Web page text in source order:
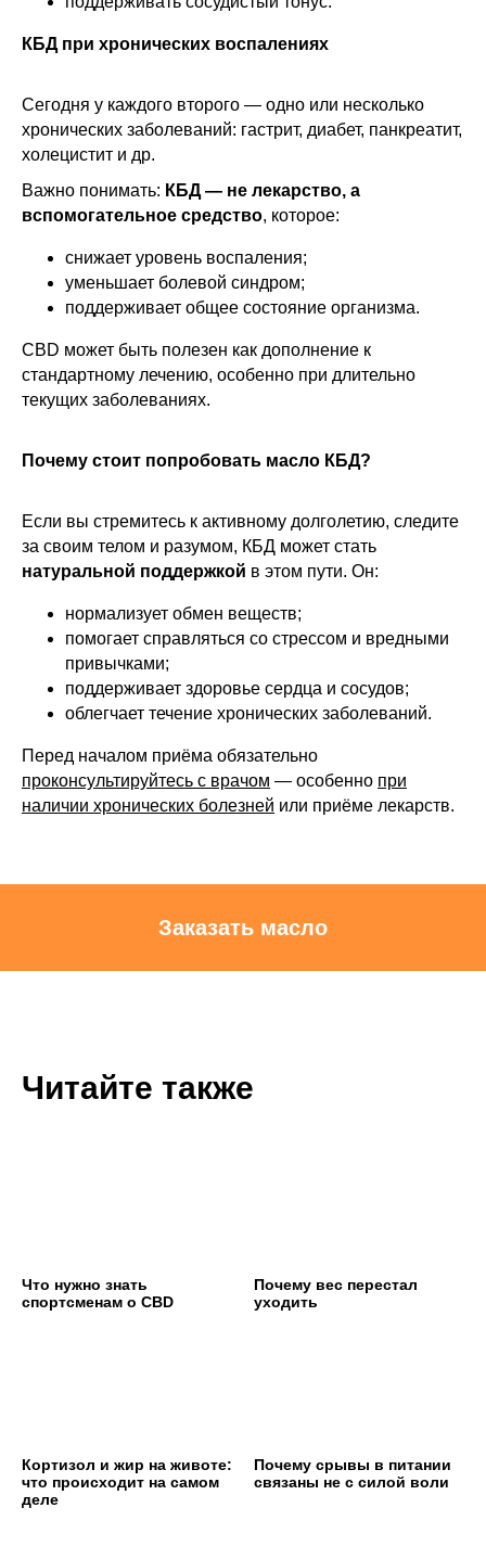
КБД при хронических воспалениях
Сегодня у каждого второго — одно или несколько
хронических заболеваний: гастрит, диабет, панкреатит,
холецистит и др.
Важно понимать: КБД — не лекарство, а
вспомогательное средство, которое:
снижает уровень воспаления;
уменьшает болевой синдром;
поддерживает общее состояние организма.
CBD может быть полезен как дополнение к
стандартному лечению, особенно при длительно
текущих заболеваниях.
Почему стоит попробовать масло КБД?
Если вы стремитесь к активному долголетию, следите
за своим телом и разумом, КБД может стать
натуральной поддержкой в этом пути. Он:
нормализует обмен веществ;
помогает справляться со стрессом и вредными
привычками;
поддерживает здоровье сердца и сосудов;
облегчает течение хронических заболеваний.
Перед началом приёма обязательно
проконсультируйтесь с врачом — особенно при
наличии хронических болезней или приёме лекарств.
Заказать масло
Читайте также
Что нужно знать
спортсменам о CBD
Почему вес перестал
уходить
Кортизол и жир на животе:
что происходит на самом
деле
Почему срывы в питании
связаны не с силой воли